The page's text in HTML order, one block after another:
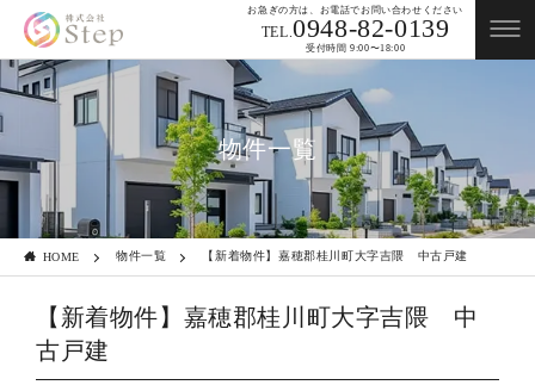
お急ぎの方は、お電話でお問い合わせください
TEL.0948-82-0139
受付時間 9:00〜18:00
物件一覧
HOME 物件一覧 【新着物件】嘉穂郡桂川町大字吉隈 中古戸建
【新着物件】嘉穂郡桂川町大字吉隈 中
古戸建